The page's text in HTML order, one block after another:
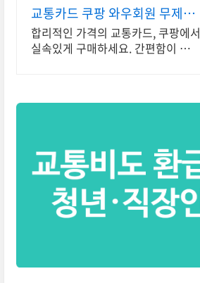
교통카드 쿠팡 와우회원 무제한
무료배송
합리적인 가격의 교통카드, 쿠팡에서
실속있게 구매하세요. 간편함이 필요